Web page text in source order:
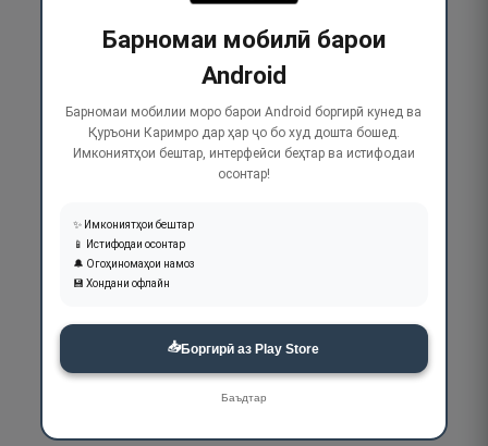
Барномаи мобилӣ барои
Android
Барномаи мобилии моро барои Android боргирӣ кунед ва
Қуръони Каримро дар ҳар ҷо бо худ дошта бошед.
Имкониятҳои бештар, интерфейси беҳтар ва истифодаи
осонтар!
✨ Имкониятҳои бештар
📱 Истифодаи осонтар
🔔 Огоҳиномаҳои намоз
💾 Хондани офлайн
📥Боргирӣ аз Play Store
Баъдтар